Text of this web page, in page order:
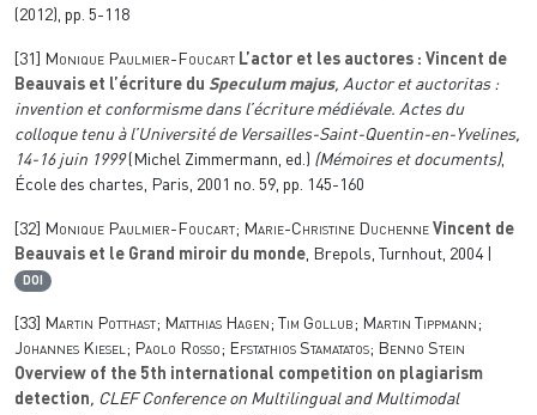
(2012), pp. 5-118
[31] Monique Paulmier-Foucart L’actor et les auctores : Vincent de
Beauvais et l’écriture du Speculum majus, Auctor et auctoritas :
invention et conformisme dans l’écriture médiévale. Actes du
colloque tenu à l’Université de Versailles-Saint-Quentin-en-Yvelines,
14-16 juin 1999(Michel Zimmermann, ed.) (Mémoires et documents),
École des chartes, Paris, 2001 no. 59, pp. 145-160
[32] Monique Paulmier-Foucart; Marie-Christine Duchenne Vincent de
Beauvais et le Grand miroir du monde, Brepols, Turnhout, 2004 |
DOI
[33]
Martin Potthast; Matthias Hagen; Tim Gollub; Martin Tippmann;
Johannes Kiesel; Paolo Rosso; Efstathios Stamatatos; Benno Stein
Overview of the 5th international competition on plagiarism
detection, CLEF Conference on Multilingual and Multimodal